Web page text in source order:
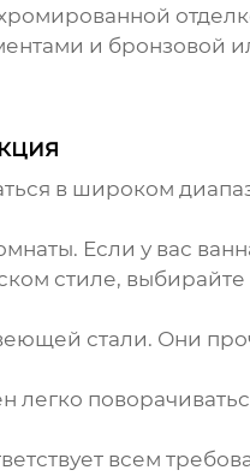
и бронзовой
в широком
Если у вас
стиле, выбирайте
стали. Они
всем